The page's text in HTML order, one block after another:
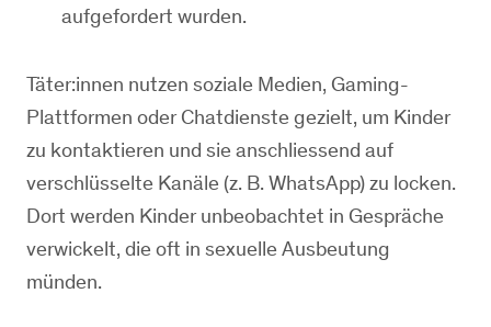
aufgefordert wurden.
Täter:innen nutzen soziale Medien, Gaming-
Plattformen oder Chatdienste gezielt, um Kinder
zu kontaktieren und sie anschliessend auf
verschlüsselte Kanäle (z. B. WhatsApp) zu locken.
Dort werden Kinder unbeobachtet in Gespräche
verwickelt, die oft in sexuelle Ausbeutung
münden.